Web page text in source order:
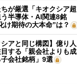
が厳選「キオクシア超
う半導体・AI関連8銘
期待の大本命”は？
シアと同じ構図】億り人
する「親会社よりも成
会社銘柄」9選